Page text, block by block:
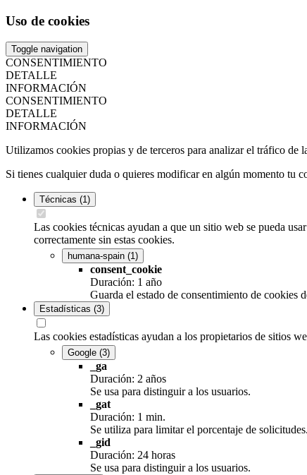
Uso de cookies
Toggle navigation
CONSENTIMIENTO
DETALLE
INFORMACIÓN
CONSENTIMIENTO
DETALLE
INFORMACIÓN
Utilizamos cookies propias y de terceros para analizar el tráfico
Si tienes cualquier duda o quieres modificar en algún momento tu
Técnicas (1)
Las cookies técnicas ayudan a que un sitio web se pueda
correctamente sin estas cookies.
humana-spain (1)
consent_cookie
Duración: 1 año
Guarda el estado de consentimiento de cookies
Estadísticas (3)
Las cookies estadísticas ayudan a los propietarios de sitios
Google (3)
_ga
Duración: 2 años
Se usa para distinguir a los usuarios.
_gat
Duración: 1 min.
Se utiliza para limitar el porcentaje de
_gid
Duración: 24 horas
Se usa para distinguir a los usuarios.